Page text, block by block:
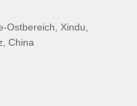
Ostbereich, Xindu,
China